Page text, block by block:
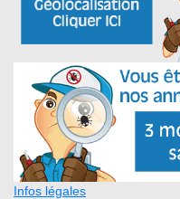
Infos légales